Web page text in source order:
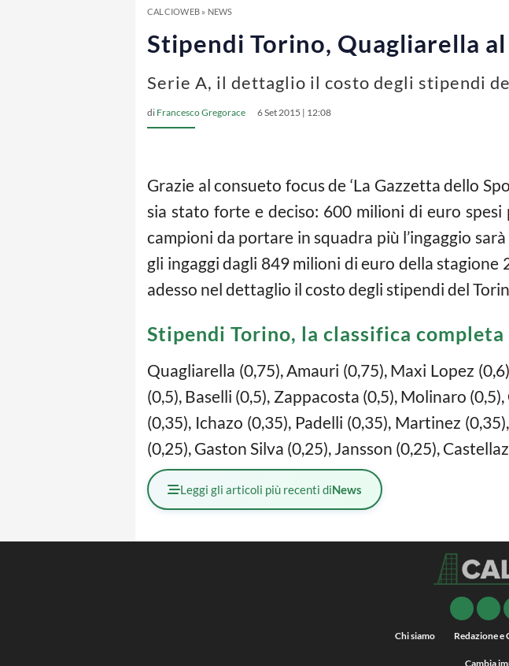
CALCIOWEB» NEWS
Stipendi Torino, Quagliarella
Serie A, il dettaglio il costo degli stipendi
di Francesco Gregorace 6 Set 2015 | 12:08
Grazie al consueto focus de ‘La Gazzetta dello
sia stato forte e deciso: 600 milioni di euro
campioni da portare in squadra più l’ingaggio
gli ingaggi dagli 849 milioni di euro della
adesso nel dettaglio il costo degli stipendi del
Stipendi Torino, la classifica completa
Quagliarella (0,75), Amauri (0,75), Maxi Lopez
(0,5), Baselli (0,5), Zappacosta (0,5), Molinaro
(0,35), Ichazo (0,35), Padelli (0,35), Martinez
(0,25), Gaston Silva (0,25), Jansson (0,25),
Leggi gli articoli più recenti diNews
Chi siamo Redazione
Cambia